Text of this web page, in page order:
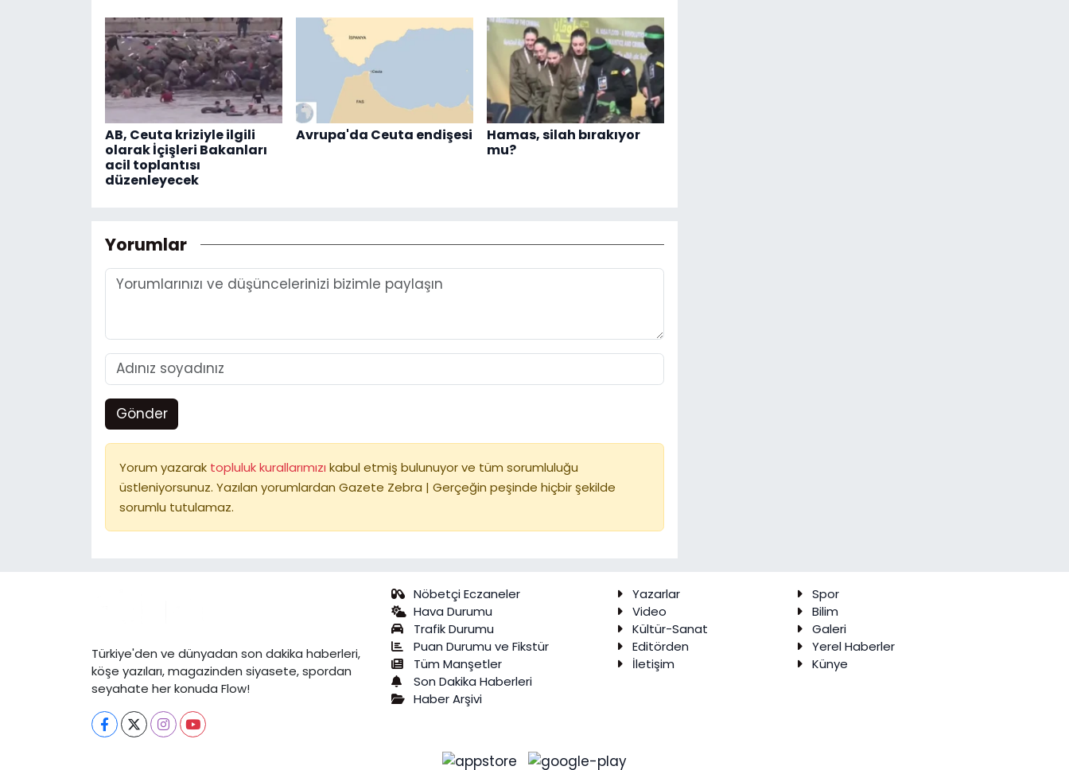
AB, Ceuta kriziyle ilgili
olarak İçişleri Bakanları
acil toplantısı
düzenleyecek
Avrupa'da Ceuta endişesi
Hamas, silah bırakıyor
mu?
Yorumlar
Gönder
Yorum yazarak topluluk kurallarımızı kabul etmiş bulunuyor ve tüm sorumluluğu
üstleniyorsunuz. Yazılan yorumlardan Gazete Zebra | Gerçeğin peşinde hiçbir şekilde
sorumlu tutulamaz.
Türkiye'den ve dünyadan son dakika haberleri,
köşe yazıları, magazinden siyasete, spordan
seyahate her konuda Flow!
Nöbetçi Eczaneler
Hava Durumu
Trafik Durumu
Puan Durumu ve Fikstür
Tüm Manşetler
Son Dakika Haberleri
Haber Arşivi
Yazarlar
Spor
Video
Bilim
Kültür-Sanat
Galeri
Editörden
Yerel Haberler
İletişim
Künye